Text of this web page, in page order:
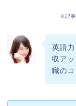
※記事
英語
収ア
職のコ